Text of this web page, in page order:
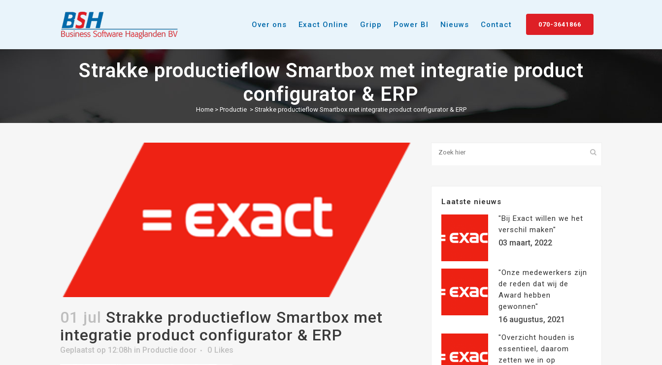
070-3641866
Over ons Exact Online Gripp Power BI Nieuws Contact
Strakke productieflow Smartbox met integratie product
configurator & ERP
Home> Productie > Strakke productieflow Smartbox met integratie product configurator & ERP
01 jul Strakke productieflow Smartbox met
integratie product configurator & ERP
Geplaatst op 12:08h in Productie door 0 Likes
Laatste nieuws
"Bij Exact willen we het
verschil maken"
03 maart, 2022
"Onze medewerkers zijn
de reden dat wij de
Award hebben
gewonnen"
16 augustus, 2021
"Overzicht houden is
essentieel, daarom
zetten we in op